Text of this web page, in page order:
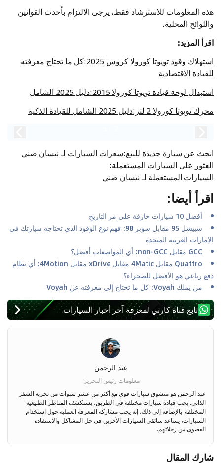
هذه المعلومات للاسترشاد فقط، يرجى الالتزام بأحدث القوانين
واللوائح المحلية.
اقرأ المزيد:
استهلاك وقود تويوتا كورولا كروس 2025:كل ما تحتاج معرفته
للقيادة الاقتصادية
استبدال لوحة قيادة تويوتا كورولا 2015:دليل 2025 الشامل
محرك تويوتا كورولا 2 لتر:دليل 2025 الشامل للقيادة الذكية
ابحث عن سيارة جديدة للبيع:سعرات السيارات لـ نيسان صني
العثور على السيارات المستعملة:
السيارات المستعملة لـ نيسان صني
اقرأ أيضا:
أفضل 10 سيارات خارقة على مر التاريخ
سبيشل 95 مقابل سوبر 98: فهم نوع الوقود الذي تحتاجه سيارتك في
الإمارات العربية المتحدة
GCC مقابل non-GCC: أي المواصفات أفضل؟
Quattro مقابل 4Matic مقابل xDrive مقابل 4Motion: أي نظام
دفع رباعي هو الأفضل للصحراء؟
من يملك Voyah: كل ما تحتاج إلى معرفته عن Voyah
تابع قناة كارتي لمعرفة آخر أخبار السيارات
عبد الرحمن
معلومات رئيس التحرير :
عبد الرحمن هو منشوق سيارات قوي مع أكثر من عشر سنوات من تجربة السفر
الذاتي. يحب قيادة سيارات مختلفة في الطريق، يستكشف المناظر الطبيعية
المختلفة. بالإضافة إلى ذلك، إنه يحب مشاركة المعرفة العملية حول استخدام
السيارات، يساعد سائقي السيارات الآخرين في حل المشاكل والاستفادة
القصوى من رحلاتهم.
شارك المقال